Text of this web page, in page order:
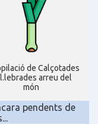
de Calçotades
arreu del
món
pendents de